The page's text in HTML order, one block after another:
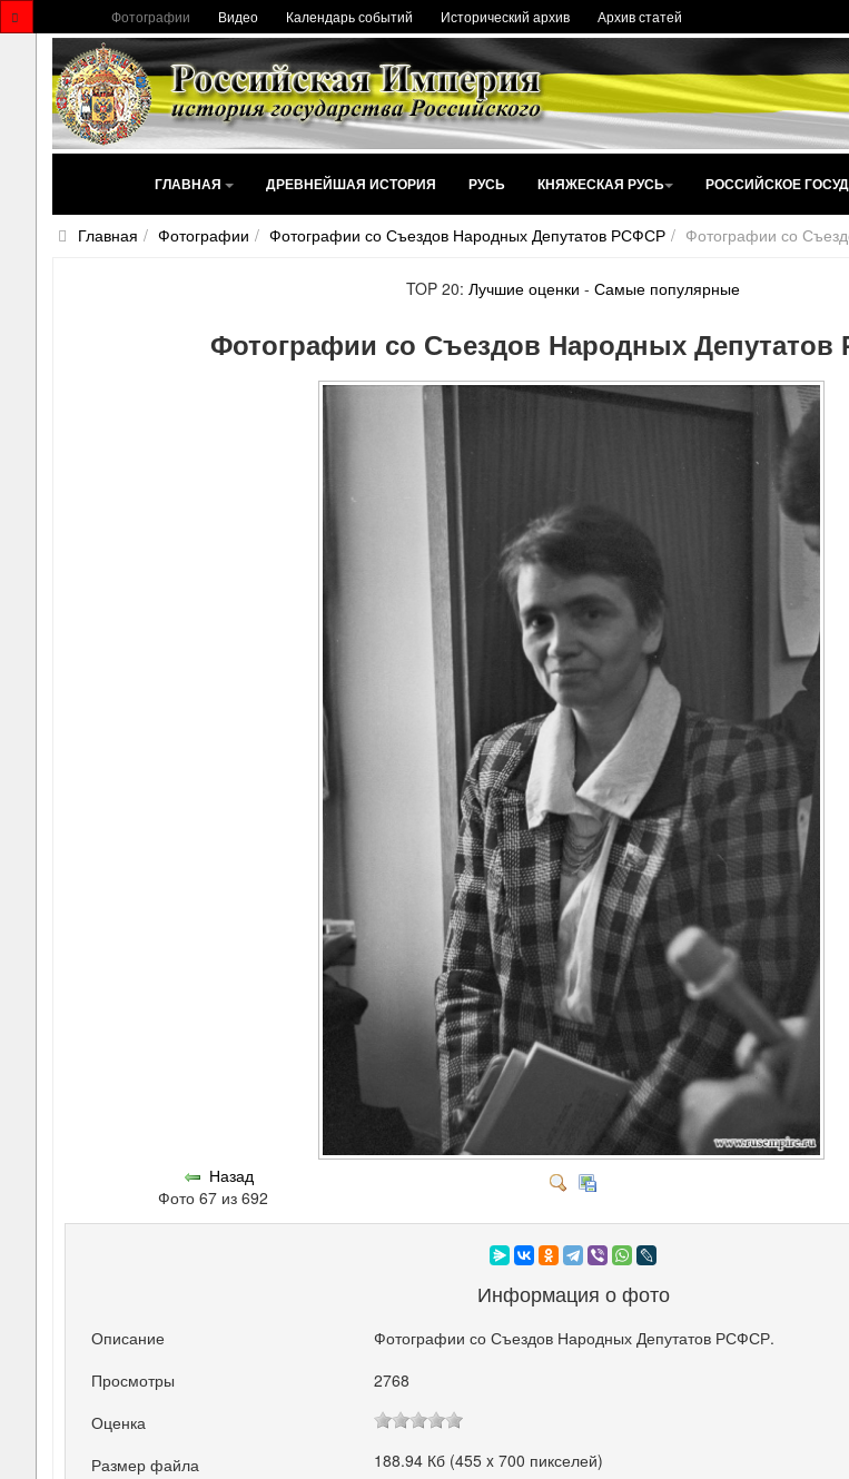
Фотографии Видео Календарь событий Исторический архив Архив статей
ГЛАВНАЯ ДРЕВНЕЙШАЯ ИСТОРИЯ РУСЬ КНЯЖЕСКАЯ РУСЬ РОССИЙСКОЕ
Главная Фотографии Фотографии со Съездов Народных Депутатов РСФСР Фотографии со
TOP 20:Лучшие оценки -Самые популярные
Фотографии со Съездов Народных
Назад
Фото 67 из 692
Информация о фото
Описание
Фотографии со Съездов Народных Депутатов РСФСР.
Просмотры
2768
Оценка
Размер файла
188.94 Кб (455 x 700 пикселей)